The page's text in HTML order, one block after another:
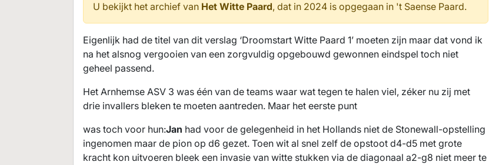
U bekijkt het archief van Het Witte Paard, dat in 2024 is opgegaan in 't Saense Paard.
Eigenlijk had de titel van dit verslag ‘Droomstart Witte Paard 1’ moeten zijn maar dat vond ik
na het alsnog vergooien van een zorgvuldig opgebouwd gewonnen eindspel toch niet
geheel passend.
Het Arnhemse ASV 3 was één van de teams waar wat tegen te halen viel, zéker nu zij met
drie invallers bleken te moeten aantreden. Maar het eerste punt
was toch voor hun:Jan had voor de gelegenheid in het Hollands niet de Stonewall-opstelling
ingenomen maar de pion op d6 gezet. Toen wit al snel zelf de opstoot d4-d5 met grote
kracht kon uitvoeren bleek een invasie van witte stukken via de diagonaal a2-g8 niet meer te